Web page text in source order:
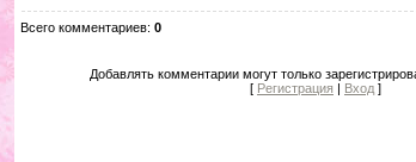
Всего комментариев: 0
Добавлять комментарии могут только
[ Регистрация | Вход ]